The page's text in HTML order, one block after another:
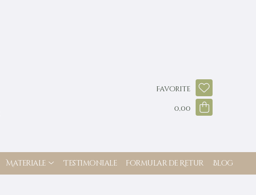
Favorite
0,00
Materiale Testimoniale Formular de Retur Blog